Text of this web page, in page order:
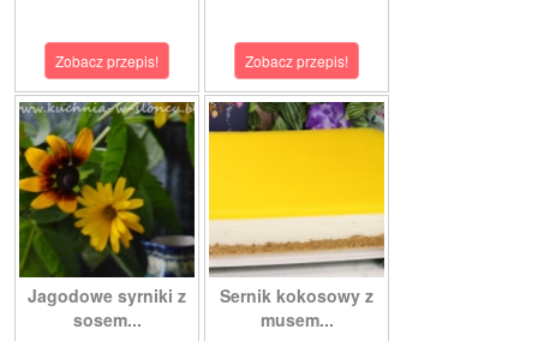
Zobacz przepis! Zobacz przepis!
Jagodowe syrniki z
sosem...
Sernik kokosowy z
musem...